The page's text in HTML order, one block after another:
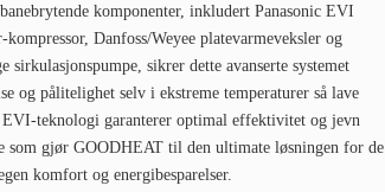
komponenter, inkludert Panasonic EVI
Danfoss/Weyee platevarmeveksler og
sirkulasjonspumpe, sikrer dette avanserte systemet
og pålitelighet selv i ekstreme temperaturer så lave
teknologi garanterer optimal effektivitet og jevn
som gjør GOODHEAT til den ultimate løsningen for de
komfort og energibesparelser.